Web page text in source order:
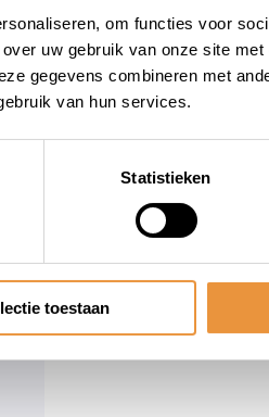
om functies voor
uw gebruik van onze site
gegevens combineren met
van hun services.
Statistieken
toestaan
Informatie
Over ons
Blog